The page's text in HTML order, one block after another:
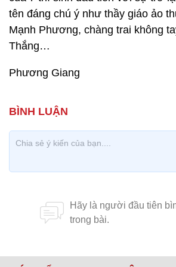
tên đáng chú ý như thầy giáo ảo
Mạnh Phương, chàng trai không
Thắng…
Phương Giang